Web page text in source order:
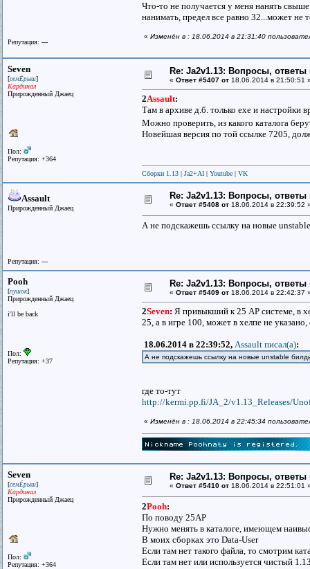
Репутация: ---
Что-то не получается у меня нанять
нанимать, предел все равно 32...может не
« Изменён в : 18.06.2014 в 21:31:40
Seven
[семЁрыш]
Кардинал
Прирожденный Джаец
Пол:
Репутация: +364
Re: Ja2v1.13: Вопросы,
« Ответ #5407 от 18.06.2014 в 21:50:51
2Assault:
Там в архиве д.б. только exe и настройки
Можно проверить, из какого каталога
Новейшая версия по той ссылке 7205,
Сборки 1.13 | Ja2+AI | Youtube | VK
Assault
Прирожденный Джаец
Репутация: ---
Re: Ja2v1.13: Вопросы,
« Ответ #5408 от 18.06.2014 в 22:39:52
А не подскажешь ссылку на новые
Pooh
[пушок]
Прирожденный Джаец
i'll be back
Пол:
Репутация: +37
Re: Ja2v1.13: Вопросы,
« Ответ #5409 от 18.06.2014 в 22:42:37
2Seven: Я привыкший к 25 AP системе, в
25, а в игре 100, может в хелпе не
18.06.2014 в 22:39:52, Assault писал(a):
А не подскажешь ссылку на новые unstable
где то-тут
http://kermi.pp.fi/JA_2/v1.13_Releases/
« Изменён в : 18.06.2014 в 22:45:34
Seven
[семЁрыш]
Кардинал
Прирожденный Джаец
Пол:
Репутация: +364
Re: Ja2v1.13: Вопросы,
« Ответ #5410 от 18.06.2014 в 22:51:01
2Pooh:
По поводу 25AP
Нужно менять в каталоге, имеющем
В моих сборках это Data-User
Если там нет такого файла, то смотрим
Если там нет или используется чистый